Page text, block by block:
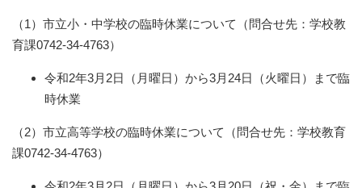
（1）市立小・中学校の臨時休業について（問合せ先：学校教
育課0742-34-4763）
令和2年3月2日（月曜日）から3月24日（火曜日）まで臨
時休業
（2）市立高等学校の臨時休業について（問合せ先：学校教育
課0742-34-4763）